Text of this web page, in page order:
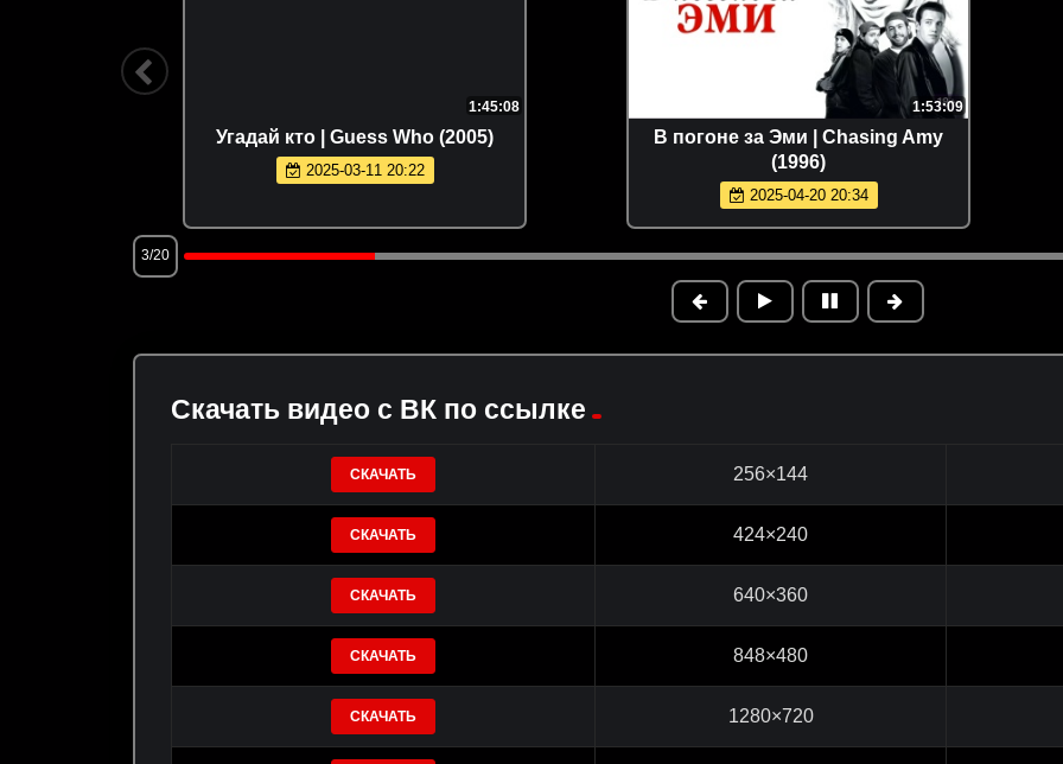
1:45:08
Угадай кто | Guess Who (2005)
2025-03-11 20:22
1:53:09
В погоне за Эми | Chasing Amy
(1996)
2025-04-20 20:34
3/20
Скачать видео с ВК по ссылке
СКАЧАТЬ 256×144
СКАЧАТЬ 424×240
СКАЧАТЬ 640×360
СКАЧАТЬ 848×480
СКАЧАТЬ 1280×720